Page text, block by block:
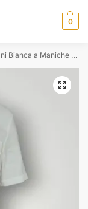
0
a Maniche Corte